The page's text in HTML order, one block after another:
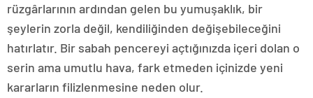
rüzgârlarının ardından gelen bu yumuşaklık, bir
şeylerin zorla değil, kendiliğinden değişebileceğini
hatırlatır. Bir sabah pencereyi açtığınızda içeri dolan o
serin ama umutlu hava, fark etmeden içinizde yeni
kararların filizlenmesine neden olur.